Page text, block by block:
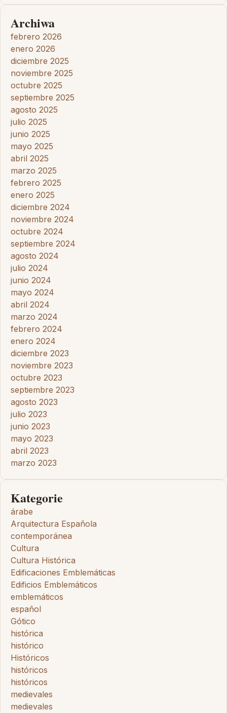
Archiwa
febrero 2026
enero 2026
diciembre 2025
noviembre 2025
octubre 2025
septiembre 2025
agosto 2025
julio 2025
junio 2025
mayo 2025
abril 2025
marzo 2025
febrero 2025
enero 2025
diciembre 2024
noviembre 2024
octubre 2024
septiembre 2024
agosto 2024
julio 2024
junio 2024
mayo 2024
abril 2024
marzo 2024
febrero 2024
enero 2024
diciembre 2023
noviembre 2023
octubre 2023
septiembre 2023
agosto 2023
julio 2023
junio 2023
mayo 2023
abril 2023
marzo 2023
Kategorie
árabe
Arquitectura Española
contemporánea
Cultura
Cultura Histórica
Edificaciones Emblemáticas
Edificios Emblemáticos
emblemáticos
español
Gótico
histórica
histórico
Históricos
históricos
históricos
medievales
medievales